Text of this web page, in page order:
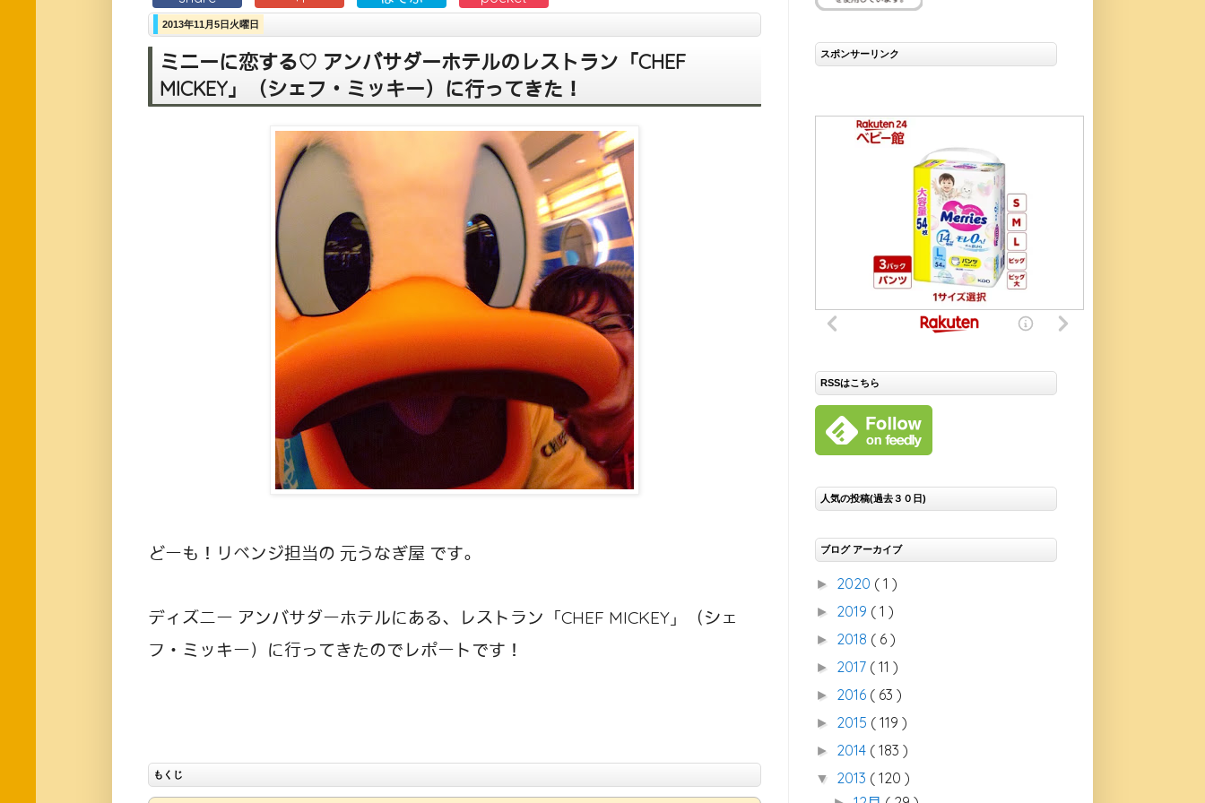
2013年11月5日火曜日
ミニーに恋する♡ アンバサダーホテルのレストラン「CHEF
MICKEY」（シェフ・ミッキー）に行ってきた！
どーも！リベンジ担当の 元うなぎ屋 です。
ディズニー アンバサダーホテルにある、レストラン「CHEF MICKEY」（シェ
フ・ミッキー）に行ってきたのでレポートです！
もくじ
スポンサーリンク
RSSはこちら
人気の投稿(過去３０日)
ブログ アーカイブ
► 2020 ( 1 )
► 2019 ( 1 )
► 2018 ( 6 )
► 2017 ( 11 )
► 2016 ( 63 )
► 2015 ( 119 )
► 2014 ( 183 )
▼ 2013 ( 120 )